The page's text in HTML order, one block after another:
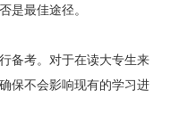
是最佳途径。
备考。对于在读大专生来
保不会影响现有的学习进